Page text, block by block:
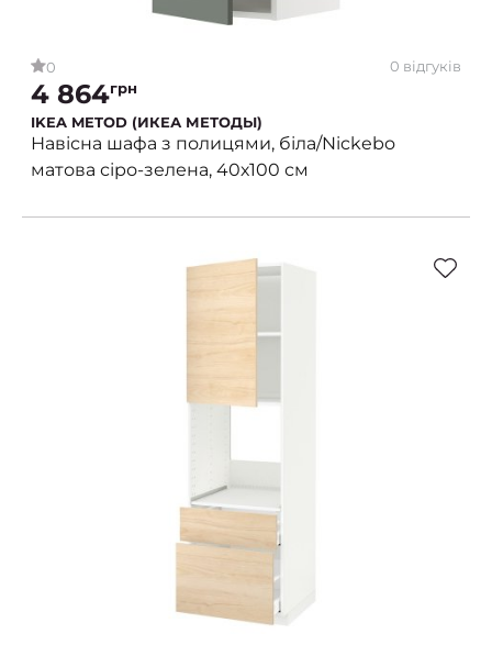
0 0 відгуків
4 864грн
IKEA METOD (ИКЕА МЕТОДЫ)
Навісна шафа з полицями, біла/Nickebo
матова сіро-зелена, 40х100 см